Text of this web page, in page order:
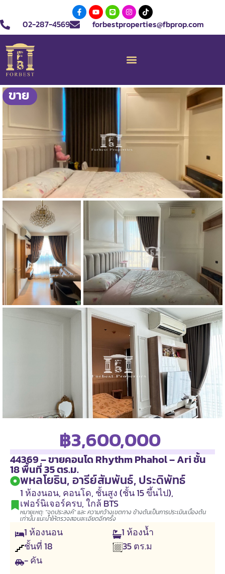
02-287-4569 forbestproperties@fbprop.com
ขาย
฿3,600,000
44369 – ขายคอนโด Rhythm Phahol – Ari ชั้น
18 พื้นที่ 35 ตร.ม.
พหลโยธิน, อารีย์สัมพันธ์, ประดิพัทธ์
1 ห้องนอน, คอนโด, ชั้นสูง (ชั้น 15 ขึ้นไป),
เฟอร์นิเจอร์ครบ,ใกล้ BTS
หมายเหตุ: "จุดประสงค์" และ ความกว้างเขตทาง ข้างต้นเป็นการประเมินเบื้องต้น
เท่านั้น แนะนำให้ตรวจสอบละเอียดอีกครั้ง
1 ห้องนอน 1 ห้องน้ำ
ชั้นที่18 35ตร.ม
- คัน